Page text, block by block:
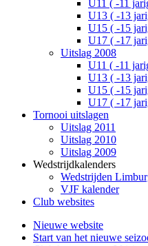
U11 ( -11
U13 ( -13
U15 ( -15
U17 ( -17
Uitslag 2008
U11 ( -11
U13 ( -13
U15 ( -15
U17 ( -17
Tornooi uitslagen
Uitslag 2011
Uitslag 2010
Uitslag 2009
Wedstrijdkalenders
Wedstrijden
VJF kalender
Club websites
Nieuwe website
Start van het nieuwe